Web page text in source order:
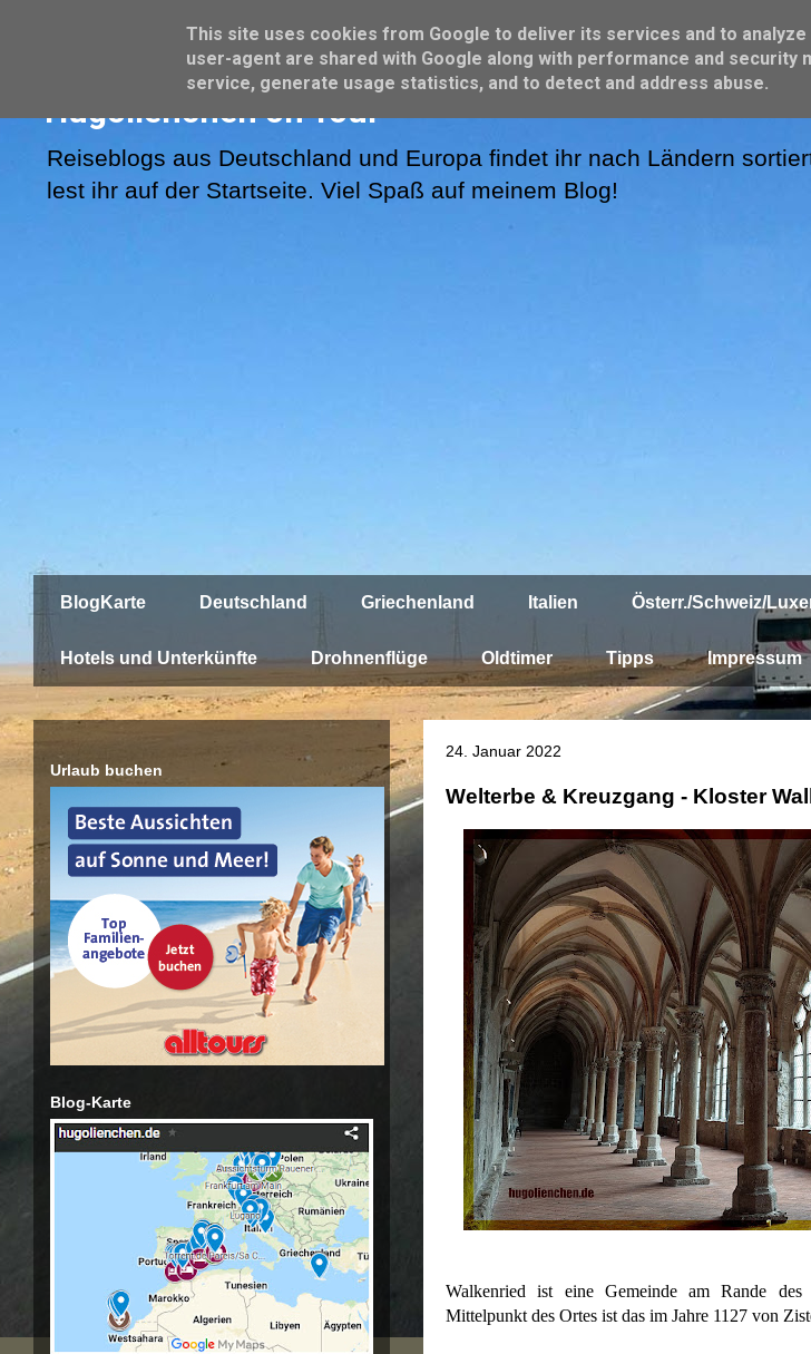
Hugolienchen on Tour
Reiseblogs aus Deutschland und Europa findet ihr nach Ländern
lest ihr auf der Startseite. Viel Spaß auf meinem Blog!
BlogKarte Deutschland Griechenland Italien Österr./Schweiz/
Hotels und Unterkünfte Drohnenflüge Oldtimer Tipps Impressum
24. Januar 2022
Welterbe & Kreuzgang - Kloster
Walkenried ist eine Gemeinde am Rande
Mittelpunkt des Ortes ist das im Jahre 1127 von
Urlaub buchen
Blog-Karte
This site uses cookies from Google to deliver its services and to analyze
user-agent are shared with Google along with performance and security
service, generate usage statistics, and to detect and address abuse.